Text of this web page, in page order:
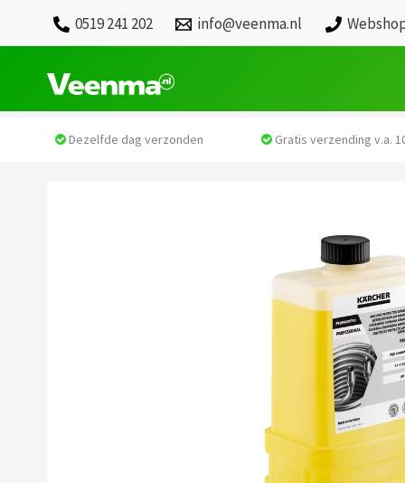
0519 241 202 info@veenma.nl
Dezelfde dag verzonden Gratis verzending v.a.